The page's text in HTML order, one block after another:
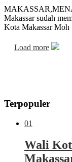
Makassar sudah
Kota Makassar
Load more
Terpopuler
01
Wali